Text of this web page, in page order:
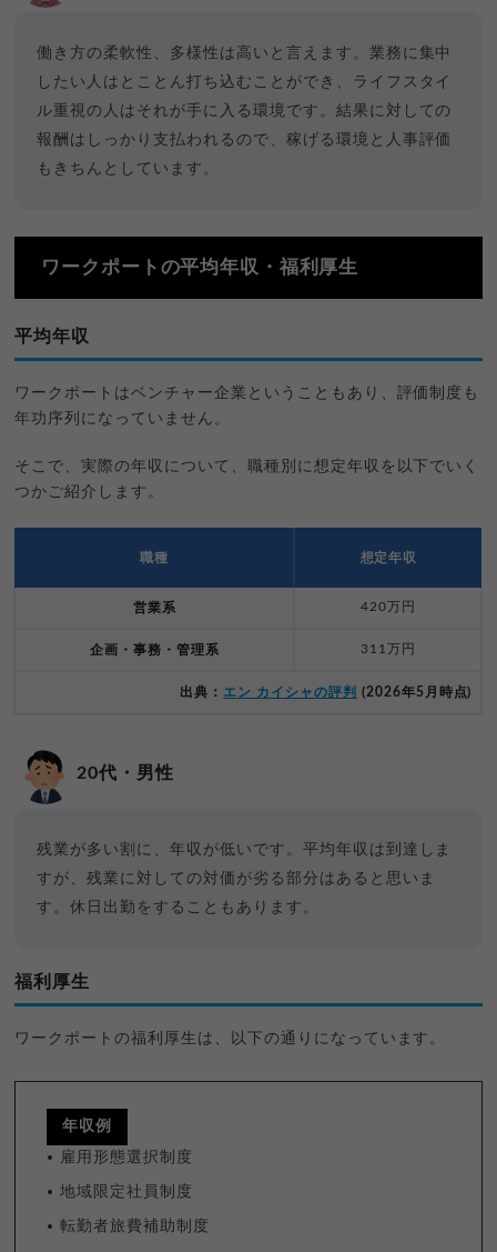
働き方の柔軟性、多様性は高いと言えます。業務に集中
したい人はとことん打ち込むことができ、ライフスタイ
ル重視の人はそれが手に入る環境です。結果に対しての
報酬はしっかり支払われるので、稼げる環境と人事評価
もきちんとしています。
ワークポートの平均年収・福利厚生
平均年収
ワークポートはベンチャー企業ということもあり、評価制度も
年功序列になっていません。
そこで、実際の年収について、職種別に想定年収を以下でいく
つかご紹介します。
職種 想定年収
営業系 420万円
企画・事務・管理系 311万円
出典： エン カイシャの評判 (2026年5月時点)
20代・男性
残業が多い割に、年収が低いです。平均年収は到達しま
すが、残業に対しての対価が劣る部分はあると思いま
す。休日出勤をすることもあります。
福利厚生
ワークポートの福利厚生は、以下の通りになっています。
年収例
雇用形態選択制度
地域限定社員制度
転勤者旅費補助制度